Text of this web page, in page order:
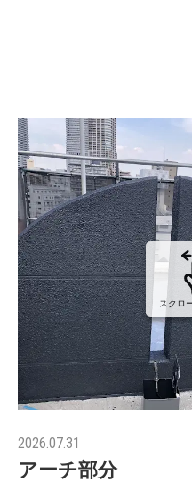
スクロ
2026.07.31
アーチ部分